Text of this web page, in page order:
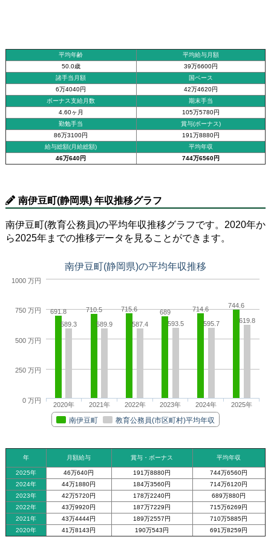
平均年齢
平均給与月額
50.0歳
39万6600円
諸手当月額
国ベース
6万4040円
42万4620円
ボーナス支給月数
期末手当
4.60ヶ月
105万5780円
勤勉手当
賞与(ボーナス)
86万3100円
191万8880円
給与総額(月給総額)
平均年収
46万640円
744万6560円
南伊豆町(静岡県) 年収推移グラフ
南伊豆町(教育公務員)の平均年収推移グラフです。2020年か
ら2025年までの推移データを見ることができます。
南伊豆町(静岡県)の平均年収推移
691.8 710.5 715.6 689 714.6 744.6
589.3 589.9 587.4 593.5 595.7 619.8
南伊豆町 教育公務員(市区町村)平均年収
2020年 2021年 2022年 2023年 2024年 2025年
0 万円
250 万円
500 万円
750 万円
1000 万円
年 月額給与 賞与・ボーナス 平均年収
2025年 46万640円 191万8880円
744万6560円
2024年
44万1880円 184万3560円
714万6120円
2023年
42万5720円 178万2240円
689万880円
2022年
43万9920円 187万7229円
715万6269円
2021年
43万4444円 189万2557円
710万5885円
2020年
41万8143円 190万543円 691万8259円